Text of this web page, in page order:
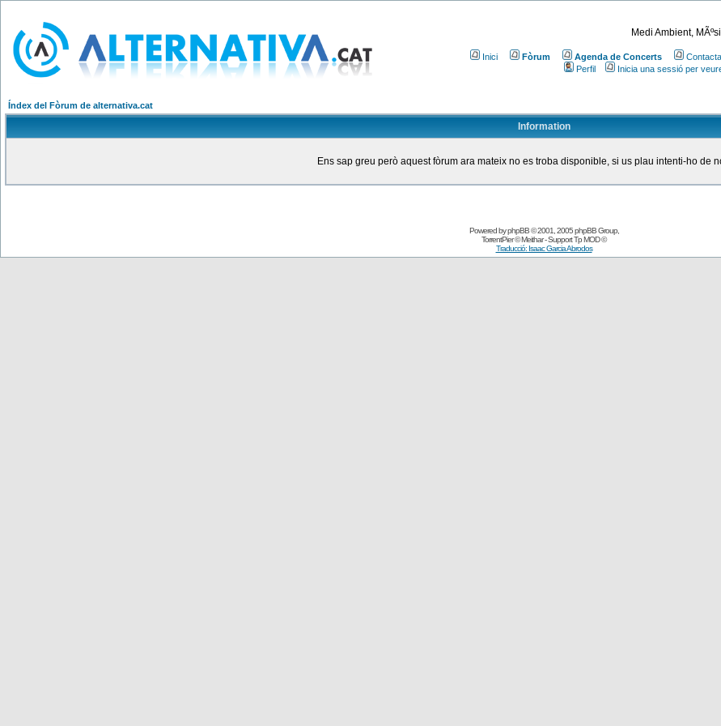
Medi Ambient,
Inici Fòrum Agenda de Concerts
Perfil
Inicia una sessió per
Índex del Fòrum de alternativa.cat
Information
Ens sap greu però aquest fòrum ara mateix no es troba disponible, si us plau intenti-ho de
Powered byphpBB© 2001, 2005 phpBB Group,
TorrentPier© Meithar - SupportTp MOD©
Traducció: Isaac Garcia Abrodos